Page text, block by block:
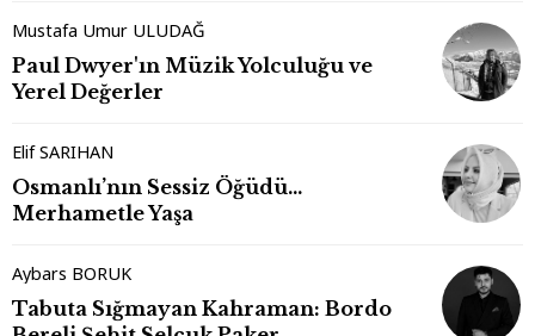
Mustafa Umur ULUDAĞ
Paul Dwyer'ın Müzik Yolculuğu ve
Yerel Değerler
Elif SARIHAN
Osmanlı’nın Sessiz Öğüdü…
Merhametle Yaşa
Aybars BORUK
Tabuta Sığmayan Kahraman: Bordo